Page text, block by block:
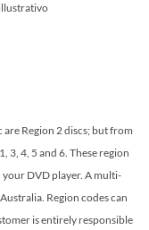
Region 2 discs; but from
3, 4, 5 and 6. These region
your DVD player. A multi-
Region codes can
is entirely responsible